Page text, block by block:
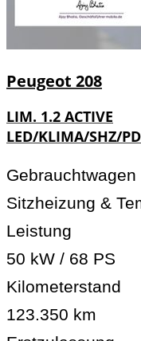
Peugeot 208
LIM. 1.2 ACTIVE
LED/KLIMA/SHZ/
Gebrauchtwagen
Sitzheizung &
Leistung
50 kW / 68 PS
Kilometerstand
123.350 km